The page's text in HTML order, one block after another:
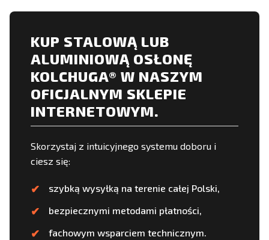
KUP STALOWĄ LUB
ALUMINIOWĄ OSŁONĘ
KOLCHUGA® W NASZYM
OFICJALNYM SKLEPIE
INTERNETOWYM.
Skorzystaj z intuicyjnego systemu doboru i
ciesz się:
szybką wysyłką na terenie całej Polski,
bezpiecznymi metodami płatności,
fachowym wsparciem technicznym.